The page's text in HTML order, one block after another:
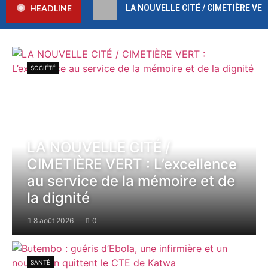
HEADLINE LA NOUVELLE CITÉ / CIMETIÈRE
SOCIÉTÉ
LA NOUVELLE CITÉ /
CIMETIÈRE VERT : L’excellence
au service de la mémoire et de
la dignité
8 août 2026 0
SANTÉ